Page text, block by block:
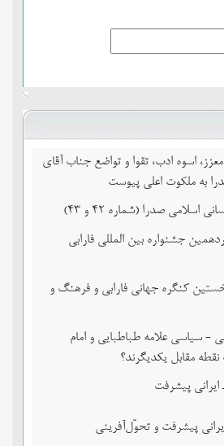
اسوه ادب، تقوا و تواضع جناب آقای
به ملکوت اعلی پیوست
اسلامی صدرا (شماره 42 و 43)
جشنواره بین المللی فارابی
کنگره جهانی فارابی و فرهنگ و
- سیاسی علامه طباطبایی و امام
مقابل یکدیگرند؟
پیشرفت
پیشرفت و تحوّل‌آفرینی